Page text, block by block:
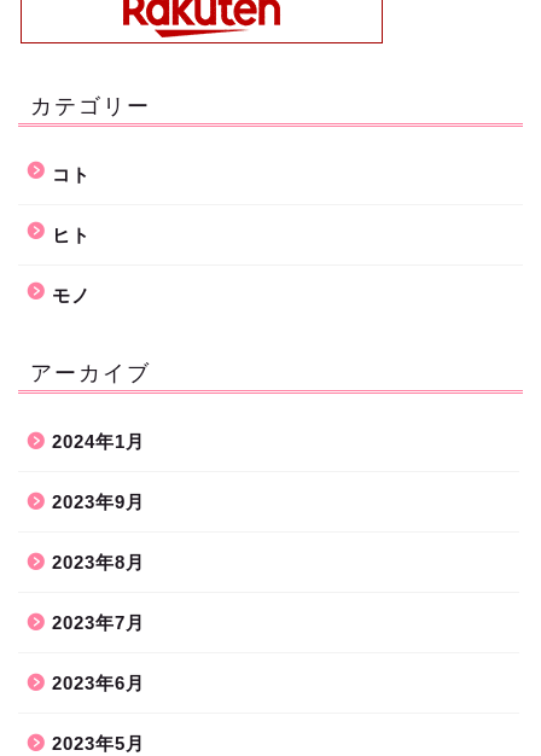
カテゴリー
コト
ヒト
モノ
アーカイブ
2024年1月
2023年9月
2023年8月
2023年7月
2023年6月
2023年5月